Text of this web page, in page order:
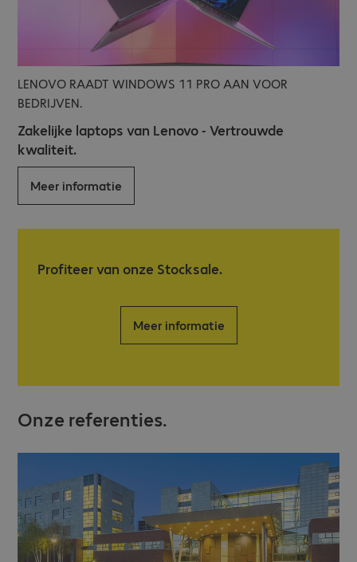
LENOVO RAADT WINDOWS 11 PRO AAN VOOR
BEDRIJVEN.
Zakelijke laptops van Lenovo - Vertrouwde
kwaliteit.
Meer informatie
Profiteer van onze Stocksale.
Meer informatie
Onze referenties.